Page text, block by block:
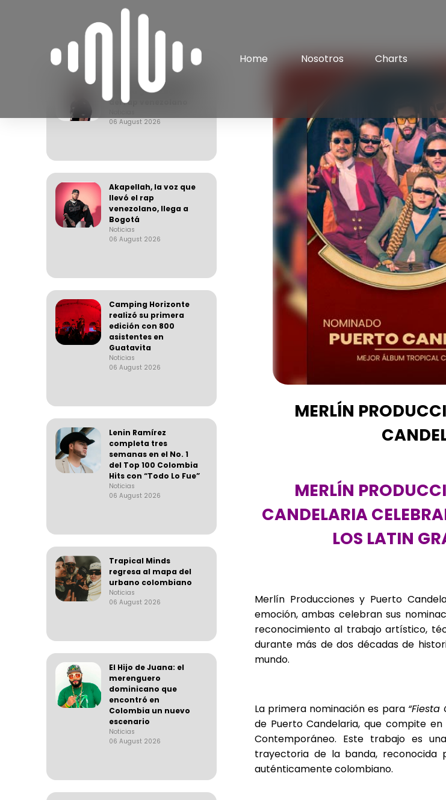
Home Nosotros Charts
Apache, el arquitecto
de una generación
del rap venezolano
06 August 2026
Akapellah, la voz que
llevó el rap
venezolano, llega a
Bogotá
Noticias
06 August 2026
Camping Horizonte
realizó su primera
edición con 800
asistentes en
Guatavita
Noticias
06 August 2026
Lenin Ramírez
completa tres
semanas en el No. 1
del Top 100 Colombia
Hits con “Todo Lo Fue”
Noticias
06 August 2026
Trapical Minds
regresa al mapa del
urbano colombiano
Noticias
06 August 2026
El Hijo de Juana: el
merenguero
dominicano que
encontró en
Colombia un nuevo
escenario
Noticias
06 August 2026
MERLÍN
MERLÍN
CANDELARIA
LOS LATIN
Merlín Producciones y Puerto
emoción, ambas celebran sus
reconocimiento al trabajo artístico,
durante más de dos décadas de
mundo.
La primera nominación es para “Fiesta
de Puerto Candelaria, que compite
Contemporáneo. Este trabajo es
trayectoria de la banda, reconocida
auténticamente colombiano.